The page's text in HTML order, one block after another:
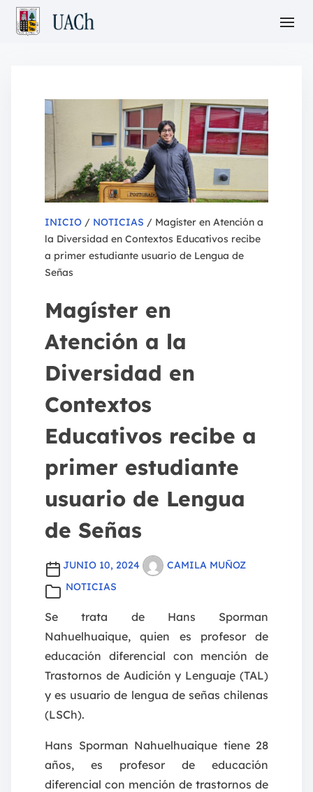
INICIO / NOTICIAS / Magíster en Atención a
la Diversidad en Contextos Educativos recibe
a primer estudiante usuario de Lengua de
Señas
Magíster en
Atención a la
Diversidad en
Contextos
Educativos recibe a
primer estudiante
usuario de Lengua
de Señas
JUNIO 10, 2024
CAMILA MUÑOZ
NOTICIAS
Se trata de Hans Sporman
Nahuelhuaique, quien es profesor de
educación diferencial con mención de
Trastornos de Audición y Lenguaje (TAL)
y es usuario de lengua de señas chilenas
(LSCh).
Hans Sporman Nahuelhuaique tiene 28
años, es profesor de educación
diferencial con mención de trastornos de